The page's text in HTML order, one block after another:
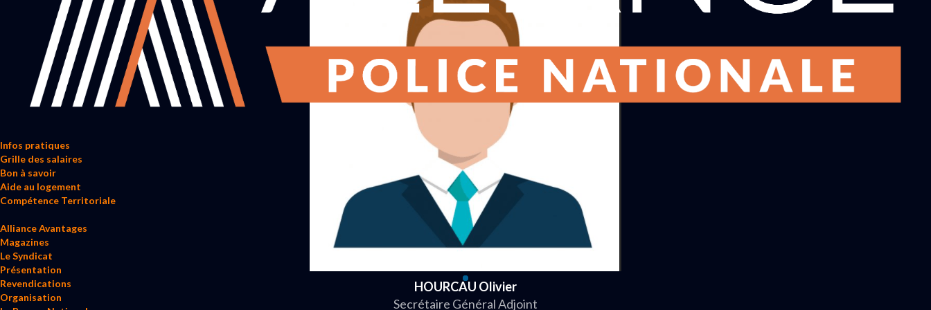
Infos pratiques
Grille des salaires
Bon à savoir
Aide au logement
Compétence Territoriale
Alliance Avantages
Magazines
Le Syndicat
Présentation
Revendications
Organisation
HOURCAU Olivier
Secrétaire Général Adjoint